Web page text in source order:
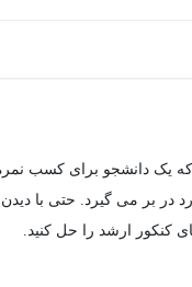
که یک دانشجو برای کسب
در بر می گیرد. حتی با دیدن
کنکور ارشد را حل کنید.